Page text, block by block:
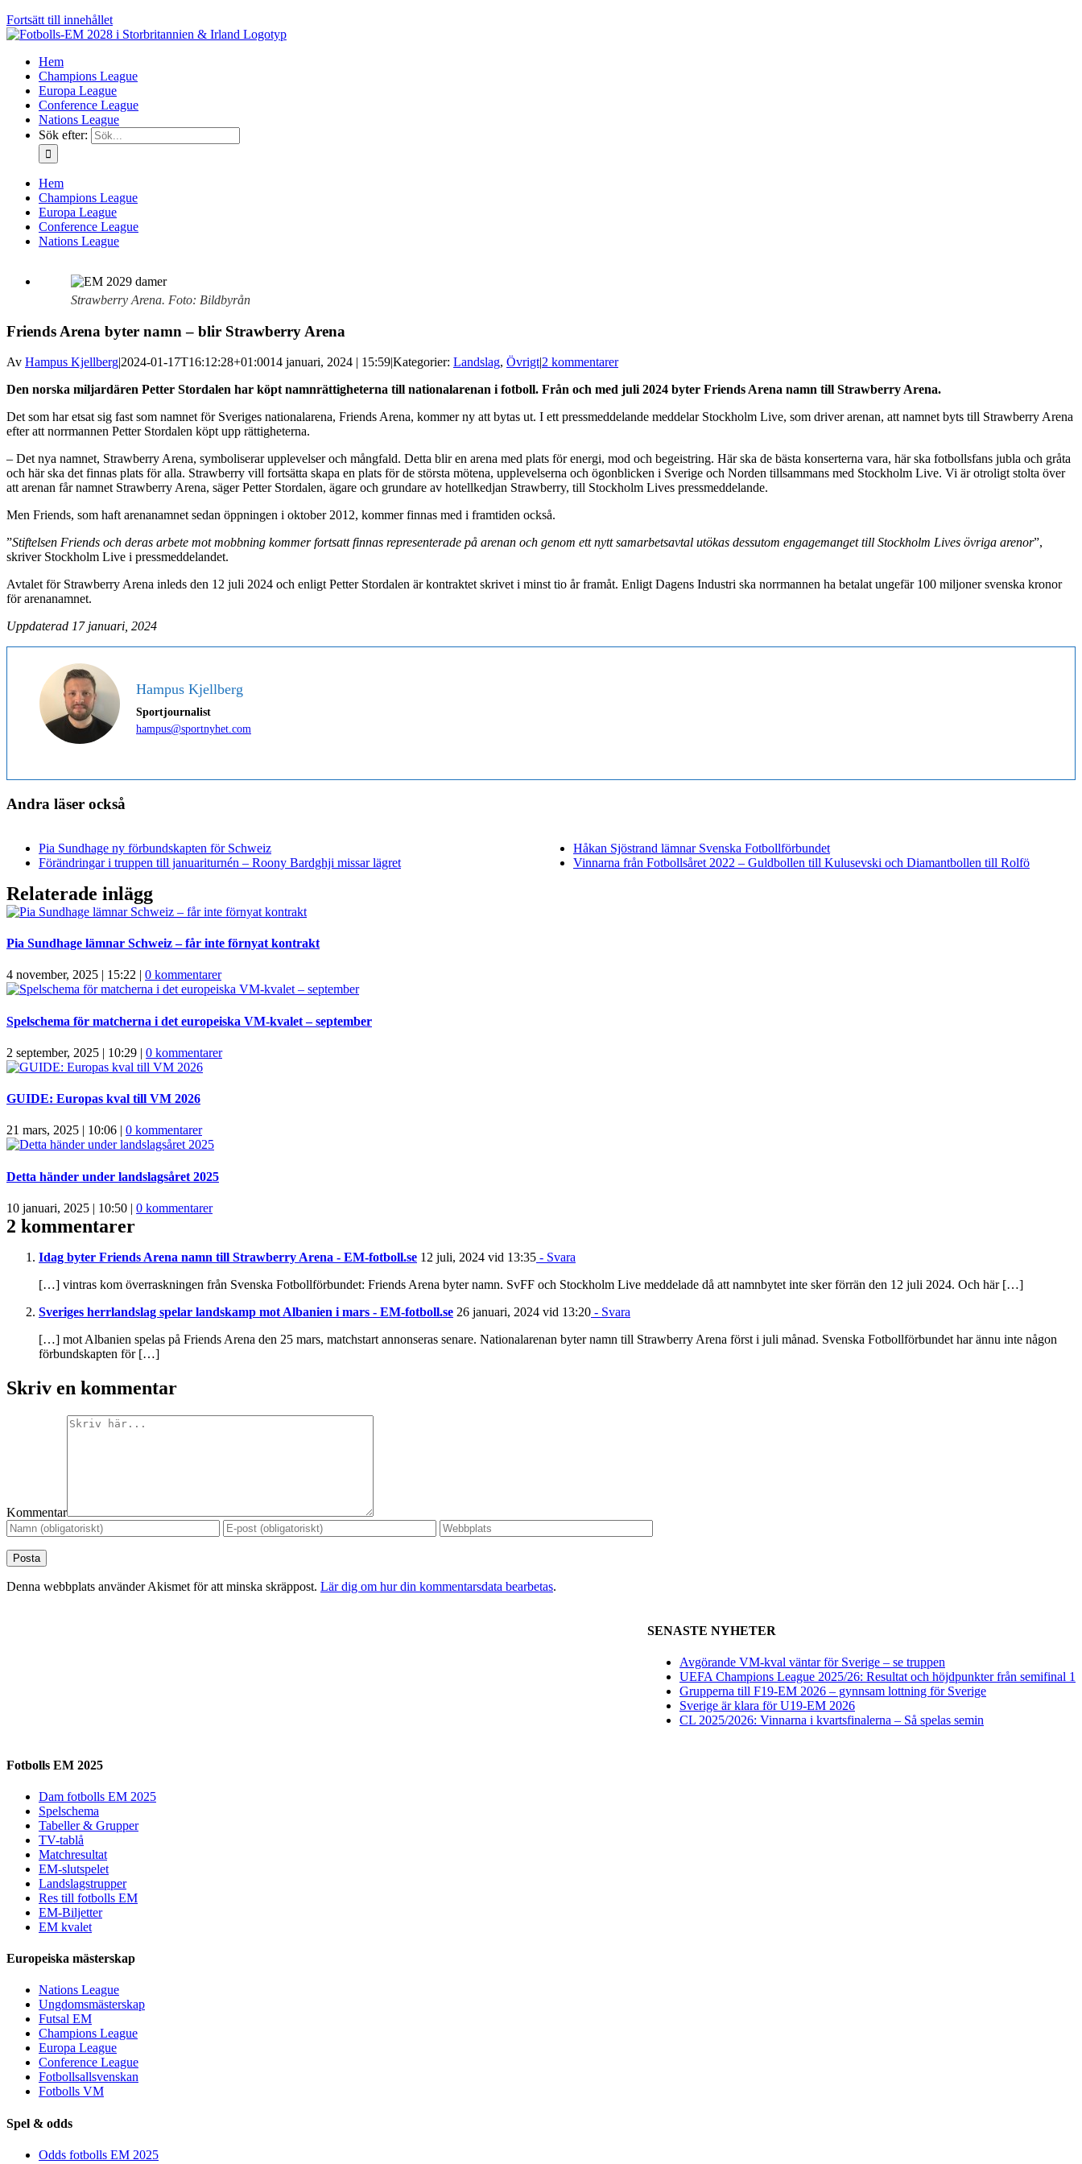
Fortsätt till innehållet
Hem
Champions League
Europa League
Conference League
Nations League
Sök efter:
Hem
Champions League
Europa League
Conference League
Nations League
Strawberry Arena. Foto: Bildbyrån
Friends Arena byter namn – blir Strawberry Arena
Av Hampus Kjellberg|2024-01-17T16:12:28+01:0014 januari, 2024 | 15:59|Kategorier: Landslag, Övrigt|2 kommentarer
Den norska miljardären Petter Stordalen har köpt namnrättigheterna till nationalarenan i fotboll. Från och med juli 2024 byter Friends Arena namn till Strawberry Arena.
Det som har etsat sig fast som namnet för Sveriges nationalarena, Friends Arena, kommer ny att bytas ut. I ett pressmeddelande meddelar Stockholm Live, som driver arenan, att namnet byts till Strawberry Arena
efter att norrmannen Petter Stordalen köpt upp rättigheterna.
– Det nya namnet, Strawberry Arena, symboliserar upplevelser och mångfald. Detta blir en arena med plats för energi, mod och begeistring. Här ska de bästa konserterna vara, här ska fotbollsfans jubla och gråta
och här ska det finnas plats för alla. Strawberry vill fortsätta skapa en plats för de största mötena, upplevelserna och ögonblicken i Sverige och Norden tillsammans med Stockholm Live. Vi är otroligt stolta över
att arenan får namnet Strawberry Arena, säger Petter Stordalen, ägare och grundare av hotellkedjan Strawberry, till Stockholm Lives pressmeddelande.
Men Friends, som haft arenanamnet sedan öppningen i oktober 2012, kommer finnas med i framtiden också.
”Stiftelsen Friends och deras arbete mot mobbning kommer fortsatt finnas representerade på arenan och genom ett nytt samarbetsavtal utökas dessutom engagemanget till Stockholm Lives övriga arenor”,
skriver Stockholm Live i pressmeddelandet.
Avtalet för Strawberry Arena inleds den 12 juli 2024 och enligt Petter Stordalen är kontraktet skrivet i minst tio år framåt. Enligt Dagens Industri ska norrmannen ha betalat ungefär 100 miljoner svenska kronor
för arenanamnet.
Uppdaterad 17 januari, 2024
Hampus Kjellberg
Sportjournalist
hampus@sportnyhet.com
Andra läser också
Pia Sundhage ny förbundskapten för Schweiz
Förändringar i truppen till januariturnén – Roony Bardghji missar lägret
Håkan Sjöstrand lämnar Svenska Fotbollförbundet
Vinnarna från Fotbollsåret 2022 – Guldbollen till Kulusevski och Diamantbollen till Rolfö
Relaterade inlägg
Pia Sundhage lämnar Schweiz – får inte förnyat kontrakt
4 november, 2025 | 15:22 | 0 kommentarer
Spelschema för matcherna i det europeiska VM-kvalet – september
2 september, 2025 | 10:29 | 0 kommentarer
GUIDE: Europas kval till VM 2026
21 mars, 2025 | 10:06 0 kommentarer
Detta händer under landslagsåret 2025
10 januari, 2025 | 10:50 | 0 kommentarer
2 kommentarer
Idag byter Friends Arena namn till Strawberry Arena - EM-fotboll.se 12 juli, 2024 vid 13:35 - Svara
[…] vintras kom överraskningen från Svenska Fotbollförbundet: Friends Arena byter namn. SvFF och Stockholm Live meddelade då att namnbytet inte sker förrän den 12 juli 2024. Och här […]
Sveriges herrlandslag spelar landskamp mot Albanien i mars - EM-fotboll.se 26 januari, 2024 vid 13:20 - Svara
[…] mot Albanien spelas på Friends Arena den 25 mars, matchstart annonseras senare. Nationalarenan byter namn till Strawberry Arena först i juli månad. Svenska Fotbollförbundet har ännu inte någon
förbundskapten för […]
Skriv en kommentar
Kommentar
Denna webbplats använder Akismet för att minska skräppost. Lär dig om hur din kommentarsdata bearbetas.
SENASTE NYHETER
Avgörande VM-kval väntar för Sverige – se truppen
UEFA Champions League 2025/26: Resultat och höjdpunkter från semifinal 1
Grupperna till F19-EM 2026 – gynnsam lottning för Sverige
Sverige är klara för U19-EM 2026
CL 2025/2026: Vinnarna i kvartsfinalerna – Så spelas semin
Fotbolls EM 2025
Dam fotbolls EM 2025
Spelschema
Tabeller & Grupper
TV-tablå
Matchresultat
EM-slutspelet
Landslagstrupper
Res till fotbolls EM
EM-Biljetter
EM kvalet
Europeiska mästerskap
Nations League
Ungdomsmästerskap
Futsal EM
Champions League
Europa League
Conference League
Fotbollsallsvenskan
Fotbolls VM
Spel & odds
Odds fotbolls EM 2025